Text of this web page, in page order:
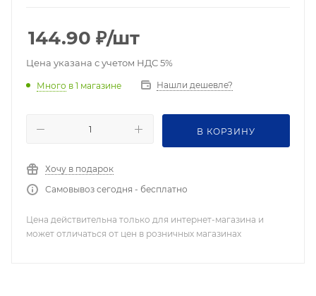
144.90 ₽/шт
Цена указана с учетом НДС 5%
Много в 1 магазине Нашли дешевле?
В КОРЗИНУ
Хочу в подарок
Самовывоз сегодня - бесплатно
Цена действительна только для интернет-магазина и
может отличаться от цен в розничных магазинах